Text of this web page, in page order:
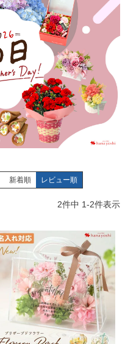
新着順 レビュー順
2件中 1-2件表示